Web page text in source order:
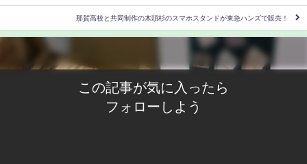
那賀高校と共同制作の木頭杉のスマホスタンドが東急ハンズで販売！
この記事が気に入ったら
フォローしよう